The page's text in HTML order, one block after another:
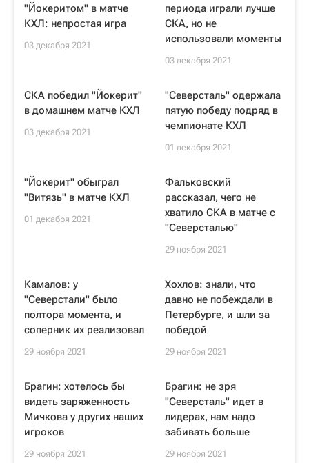
"Йокеритом" в матче
КХЛ: непростая игра
03 декабря 2021
периода играли лучше
СКА, но не
использовали моменты
03 декабря 2021
СКА победил "Йокерит"
в домашнем матче КХЛ
03 декабря 2021
"Северсталь" одержала
пятую победу подряд в
чемпионате КХЛ
01 декабря 2021
"Йокерит" обыграл
"Витязь" в матче КХЛ
01 декабря 2021
Фальковский
рассказал, чего не
хватило СКА в матче с
"Северсталью"
29 ноября 2021
Камалов: у
"Северстали" было
полтора момента, и
соперник их реализовал
29 ноября 2021
Хохлов: знали, что
давно не побеждали в
Петербурге, и шли за
победой
29 ноября 2021
Брагин: хотелось бы
видеть заряженность
Мичкова у других наших
игроков
29 ноября 2021
Брагин: не зря
"Северсталь" идет в
лидерах, нам надо
забивать больше
29 ноября 2021